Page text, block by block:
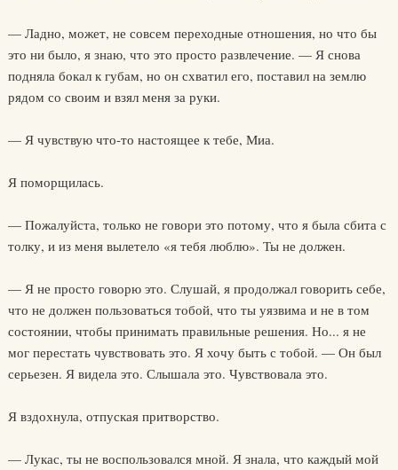
— Ладно, может, не совсем переходные отношения, но что бы
это ни было, я знаю, что это просто развлечение. — Я снова
подняла бокал к губам, но он схватил его, поставил на землю
рядом со своим и взял меня за руки.
— Я чувствую что-то настоящее к тебе, Миа.
Я поморщилась.
— Пожалуйста, только не говори это потому, что я была сбита с
толку, и из меня вылетело «я тебя люблю». Ты не должен.
— Я не просто говорю это. Слушай, я продолжал говорить себе,
что не должен пользоваться тобой, что ты уязвима и не в том
состоянии, чтобы принимать правильные решения. Но... я не
мог перестать чувствовать это. Я хочу быть с тобой. — Он был
серьезен. Я видела это. Слышала это. Чувствовала это.
Я вздохнула, отпуская притворство.
— Лукас, ты не воспользовался мной. Я знала, что каждый мой